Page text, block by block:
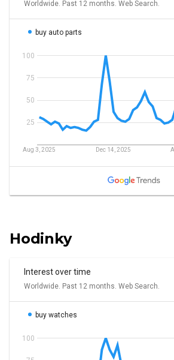
Hodinky